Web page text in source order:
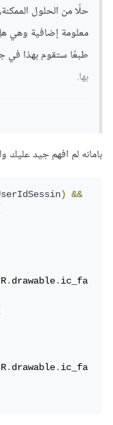
حلًا من الحلول
معلومة إضافية وهي
طبعًا ستقوم بهذا في
بها.
المهم عند عرضك
بالمتجر قلب رمادي.
وعند ضغط المستخدم
المعلومة في
بامانه لم افهم جيد عليك
)
&&
R.drawable.ic_fa
R.drawable.ic_fa